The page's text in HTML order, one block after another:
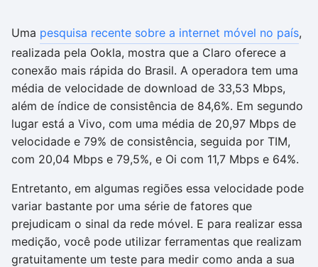
Uma pesquisa recente sobre a internet móvel no país,
realizada pela Ookla, mostra que a Claro oferece a
conexão mais rápida do Brasil. A operadora tem uma
média de velocidade de download de 33,53 Mbps,
além de índice de consistência de 84,6%. Em segundo
lugar está a Vivo, com uma média de 20,97 Mbps de
velocidade e 79% de consistência, seguida por TIM,
com 20,04 Mbps e 79,5%, e Oi com 11,7 Mbps e 64%.
Entretanto, em algumas regiões essa velocidade pode
variar bastante por uma série de fatores que
prejudicam o sinal da rede móvel. E para realizar essa
medição, você pode utilizar ferramentas que realizam
gratuitamente um teste para medir como anda a sua